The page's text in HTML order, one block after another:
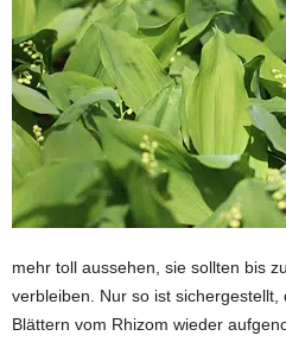
mehr toll aussehen, sie sollten bis
verbleiben. Nur so ist
Blättern vom Rhizom wieder